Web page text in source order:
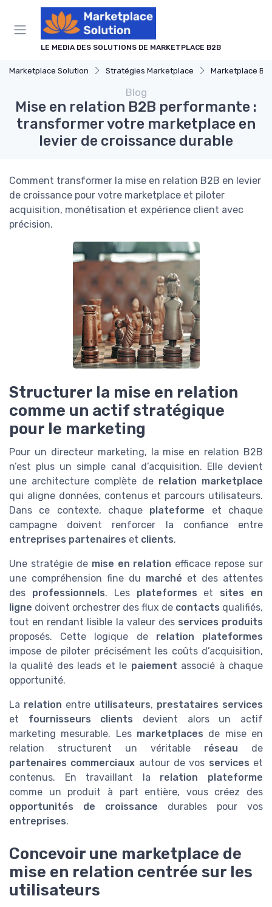
LE MEDIA DES SOLUTIONS DE MARKETPLACE B2B
Marketplace Solution Stratégies Marketplace Marketplace
Blog
Mise en relation B2B performante :
transformer votre marketplace en
levier de croissance durable
Comment transformer la mise en relation B2B en levier
de croissance pour votre marketplace et piloter
acquisition, monétisation et expérience client avec
précision.
Structurer la mise en relation
comme un actif stratégique
pour le marketing
Pour un directeur marketing, la mise en relation B2B
n’est plus un simple canal d’acquisition. Elle devient
une architecture complète de relation marketplace
qui aligne données, contenus et parcours utilisateurs.
Dans ce contexte, chaque plateforme et chaque
campagne doivent renforcer la confiance entre
entreprises partenaires et clients.
Une stratégie de mise en relation efficace repose sur
une compréhension fine du marché et des attentes
des professionnels. Les plateformes et sites en
ligne doivent orchestrer des flux de contacts qualifiés,
tout en rendant lisible la valeur des services produits
proposés. Cette logique de relation plateformes
impose de piloter précisément les coûts d’acquisition,
la qualité des leads et le paiement associé à chaque
opportunité.
La relation entre utilisateurs, prestataires services
et fournisseurs clients devient alors un actif
marketing mesurable. Les marketplaces de mise en
relation structurent un véritable réseau de
partenaires commerciaux autour de vos services et
contenus. En travaillant la relation plateforme
comme un produit à part entière, vous créez des
opportunités de croissance durables pour vos
entreprises.
Concevoir une marketplace de
mise en relation centrée sur les
utilisateurs
Panneau de gestion des cookies